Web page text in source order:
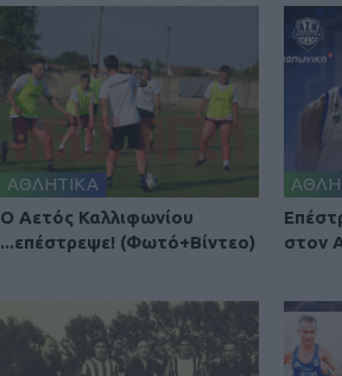
ΑΘΛΗΤΙΚΑ
Ο Αετός Καλλιφωνίου
...επέστρεψε! (Φωτό+Βίντεο)
στον